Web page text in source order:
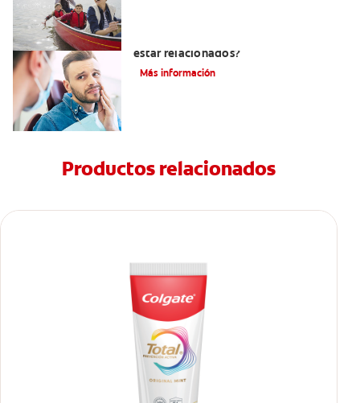
estar relacionados?
Más información
Productos relacionados